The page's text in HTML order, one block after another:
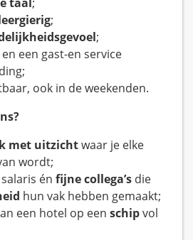
;
;
en een gast-en service
ook in de weekenden.
met uitzichtwaar je elke
wordt;
én fijne collega’s die
hun vak hebben gemaakt;
een hotel op een schipvol